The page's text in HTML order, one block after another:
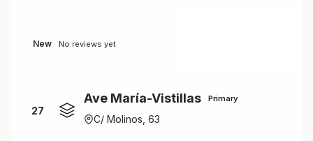
New No reviews yet
27
Ave María-Vistillas Primary
C/ Molinos, 63